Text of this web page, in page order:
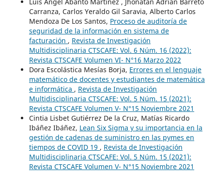
Carranza, Carlos Yeraldo Gil Saravia, Alberto Carlos
Mendoza De Los Santos, Proceso de auditoría de
seguridad de la información en sistema de
facturación , Revista de Investigación
Multidisciplinaria CTSCAFE: Vol. 6 Núm. 16 (2022):
Revista CTSCAFE Volumen VI- N°16 Marzo 2022
Dora Escolástica Mesías Borja, Errores en el lenguaje
matemático de docentes y estudiantes de matemática
e informática , Revista de Investigación
Multidisciplinaria CTSCAFE: Vol. 5 Núm. 15 (2021):
Revista CTSCAFE Volumen V- N°15 Noviembre 2021
Cintia Lisbet Gutiérrez De la Cruz, Matías Ricardo
Ibáñez Ibáñez, Lean Six Sigma y su importancia en la
gestión de cadenas de suministro en las pymes en
tiempos de COVID 19 , Revista de Investigación
Multidisciplinaria CTSCAFE: Vol. 5 Núm. 15 (2021):
Revista CTSCAFE Volumen V- N°15 Noviembre 2021